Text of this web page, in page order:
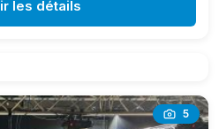
les détails
5